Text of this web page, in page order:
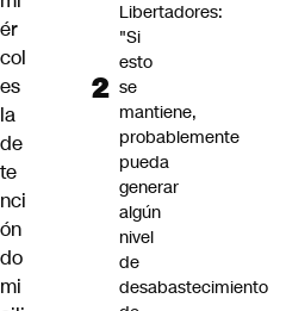
ér
col
es
la
de
te
nci
ón
do
mi
Libertadores:
"Si
esto
se
mantiene,
probablemente
pueda
generar
algún
nivel
de
desabastecimiento